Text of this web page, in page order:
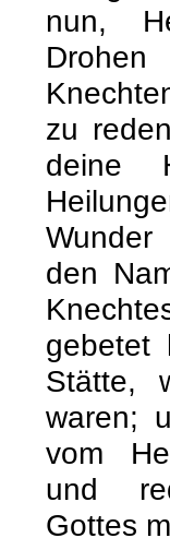
nun,
zu
deine
den
gebetet
Stätte,
waren;
vom
und
Gottes